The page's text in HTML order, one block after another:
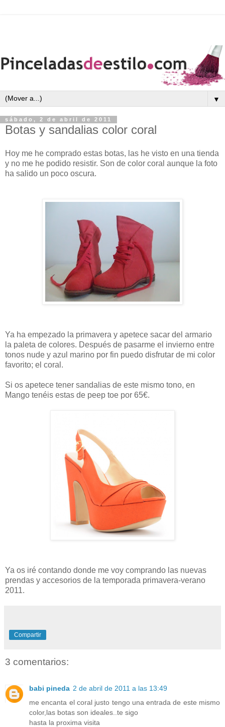
▼
sábado, 2 de abril de 2011
Botas y sandalias color coral
Hoy me he comprado estas botas, las he visto en una tienda
y no me he podido resistir. Son de color coral aunque la foto
ha salido un poco oscura.
Ya ha empezado la primavera y apetece sacar del armario
la paleta de colores. Después de pasarme el invierno entre
tonos nude y azul marino por fin puedo disfrutar de mi color
favorito; el coral.
Si os apetece tener sandalias de este mismo tono, en
Mango tenéis estas de peep toe por 65€.
Ya os iré contando donde me voy comprando las nuevas
prendas y accesorios de la temporada primavera-verano
2011.
Compartir
3 comentarios:
babi pineda 2 de abril de 2011 a las 13:49
me encanta el coral justo tengo una entrada de este mismo
color,las botas son ideales..te sigo
hasta la proxima visita